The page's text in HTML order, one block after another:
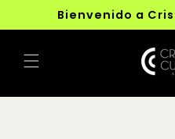
directamente
al contenido
Bienvenido a